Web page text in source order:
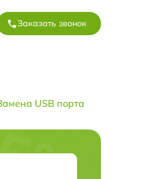
Заказать звонок
USB порта